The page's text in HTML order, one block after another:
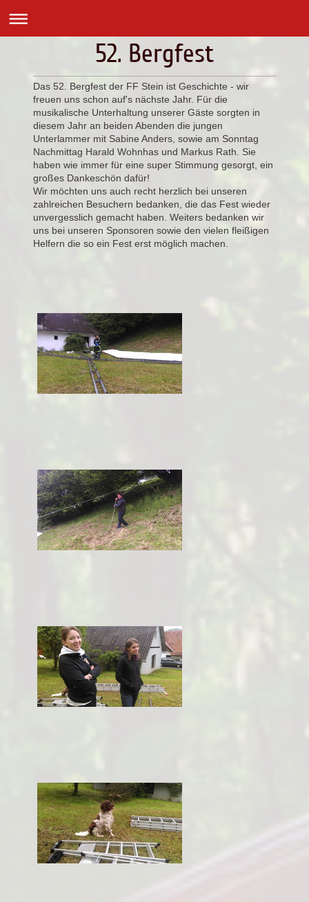
52. Bergfest
Das 52. Bergfest der FF Stein ist Geschichte - wir
freuen uns schon auf's nächste Jahr. Für die
musikalische Unterhaltung unserer Gäste sorgten in
diesem Jahr an beiden Abenden die jungen
Unterlammer mit Sabine Anders, sowie am Sonntag
Nachmittag Harald Wohnhas und Markus Rath. Sie
haben wie immer für eine super Stimmung gesorgt, ein
großes Dankeschön dafür!
Wir möchten uns auch recht herzlich bei unseren
zahlreichen Besuchern bedanken, die das Fest wieder
unvergesslich gemacht haben. Weiters bedanken wir
uns bei unseren Sponsoren sowie den vielen fleißigen
Helfern die so ein Fest erst möglich machen.